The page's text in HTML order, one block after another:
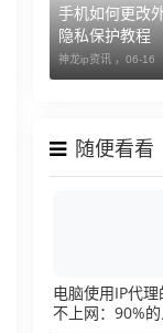
手机如何更改
隐私保护教程
神龙ip资讯 ， 06-16
随便看看
电脑使用IP代理
不上网：90%的